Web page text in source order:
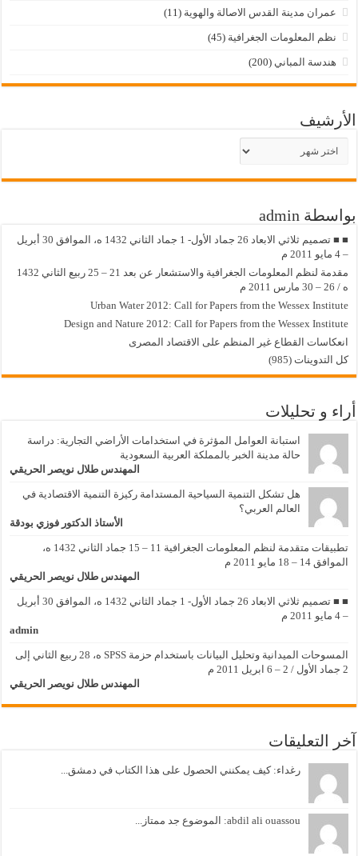
عمران مدينة القدس الاصالة والهوية (11)
نظم المعلومات الجغرافية (45)
هندسة المباني (200)
الأرشيف
بواسطة admin
■ ■ تصميم ثلاثي الابعاد 26 جماد الأول- 1 جماد الثاني 1432 ه، الموافق 30 أبريل
– 4 مايو 2011 م
مقدمة لنظم المعلومات الجغرافية والاستشعار عن بعد 21 – 25 ربيع الثاني 1432
ه / 26 – 30 مارس 2011 م
Urban Water 2012: Call for Papers from the Wessex Institute
Design and Nature 2012: Call for Papers from the Wessex Institute‏
انعكاسات القطاع غير المنظم على الاقتصاد المصرى
كل التدوينات (985)
أراء و تحليلات
استبانة العوامل المؤثرة في استخدامات الأراضي التجارية: دراسة
حالة مدينة الخبر بالمملكة العربية السعودية
المهندس طلال نويصر الحريقي
هل تشكل التنمية السياحية المستدامة ركيزة التنمية الاقتصادية في
العالم العربي؟
الأستاذ الدكتور فوزي بودقة
تطبيقات متقدمة لنظم المعلومات الجغرافية 11 – 15 جماد الثاني 1432 ه،
الموافق 14 – 18 مايو 2011 م
المهندس طلال نويصر الحريقي
■ ■ تصميم ثلاثي الابعاد 26 جماد الأول- 1 جماد الثاني 1432 ه، الموافق 30 أبريل
– 4 مايو 2011 م
admin
المسوحات الميدانية وتحليل البيانات باستخدام حزمة SPSS ه، 28 ربيع الثاني إلى
2 جماد الأول / 2 – 6 ابريل 2011 م
المهندس طلال نويصر الحريقي
آخر التعليقات
رغداء: كيف يمكنني الحصول على هذا الكتاب في دمشق...
abdil ali ouassou: الموضوع جد ممتاز...